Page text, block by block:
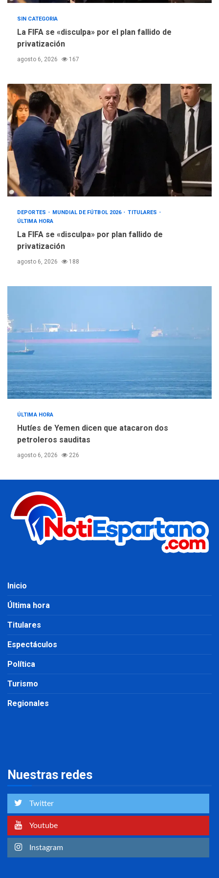
SIN CATEGORIA
La FIFA se «disculpa» por el plan fallido de
privatización
agosto 6, 2026 167
DEPORTES MUNDIAL DE FÚTBOL 2026
TITULARES
ÚLTIMA HORA
La FIFA se «disculpa» por plan fallido de
privatización
agosto 6, 2026 188
ÚLTIMA HORA
Hutíes de Yemen dicen que atacaron dos
petroleros sauditas
agosto 6, 2026 226
Inicio
Última hora
Titulares
Espectáculos
Política
Turismo
Regionales
Nuestras redes
Twitter
Youtube
Instagram